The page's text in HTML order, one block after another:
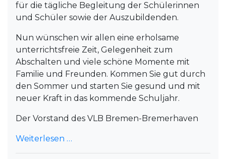
für die tägliche Begleitung der Schülerinnen
und Schüler sowie der Auszubildenden.
Nun wünschen wir allen eine erholsame
unterrichtsfreie Zeit, Gelegenheit zum
Abschalten und viele schöne Momente mit
Familie und Freunden. Kommen Sie gut durch
den Sommer und starten Sie gesund und mit
neuer Kraft in das kommende Schuljahr.
Der Vorstand des VLB Bremen-Bremerhaven
Weiterlesen …